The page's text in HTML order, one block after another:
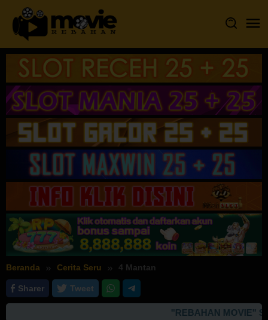
Loncat
konten
Beranda Cerita Seru 4 Mantan
Sharer Tweet
"REBAHAN MOVIE"